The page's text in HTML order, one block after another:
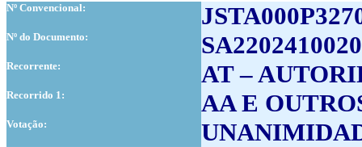
Nº Convencional:
Nº do Documento:
Recorrente: AT –
Recorrido 1: AA E
Votação: